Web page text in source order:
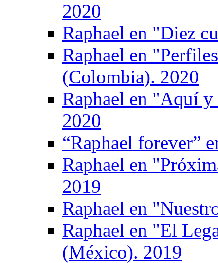
2020
Raphael en "Diez
Raphael en
(Colombia). 2020
Raphael en "Aquí
2020
“Raphael forever”
Raphael en
2019
Raphael en
Raphael en "El
(México). 2019